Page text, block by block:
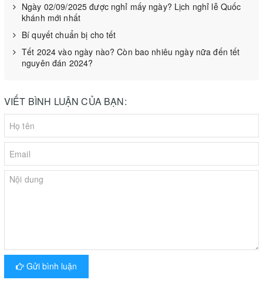
Bảo quản thực phẩm bằng hút chân không
Theo Wikipedia: "chân không" là không gian không chứa vật chất,
chân không có thể tích khác không và khối lượng bằng không. Do
Về mặt lý thuyết môi trường chân không không tồn tại vật chất
đồng nghĩa với việc không tồn tại môi trường cho các vi sinh vật
Ngày 02/09/2025 được nghỉ mấy ngày? Lịch nghỉ lễ Quốc
khánh mới nhất
Bí quyết chuẩn bị cho tết
Tết 2024 vào ngày nào? Còn bao nhiêu ngày nữa đến tết
nguyên đán 2024?
VIẾT BÌNH LUẬN CỦA BẠN:
Gửi bình luận